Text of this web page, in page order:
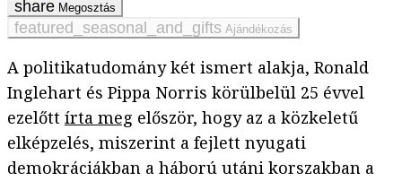
Megosztás
Ajándékozás
A politikatudomány két ismert alakja, Ronald
Inglehart és Pippa Norris körülbelül 25 évvel
ezelőtt írta meg először, hogy az a közkeletű
elképzelés, miszerint a fejlett nyugati
demokráciákban a háború utáni korszakban a